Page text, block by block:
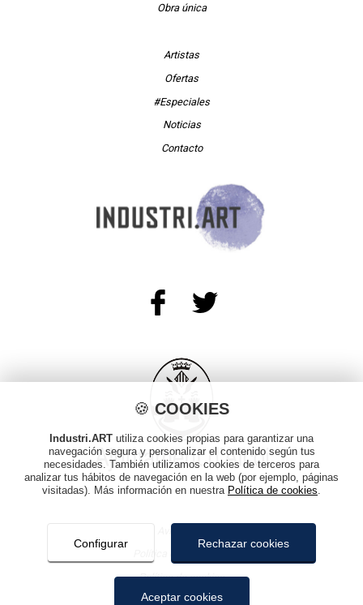
Obra única
Artistas
Ofertas
#Especiales
Noticias
Contacto
Política de cookies
Mapa web
🍪 COOKIES
Industri.ART utiliza cookies propias para garantizar una
navegación segura y personalizar el contenido según tus
necesidades. También utilizamos cookies de terceros para
analizar tus hábitos de navegación en la web (por ejemplo, páginas
visitadas). Más información en nuestra Política de cookies.
Configurar Rechazar cookies
Aceptar cookies